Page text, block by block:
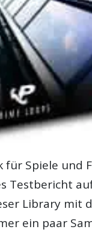
für Spiele und
Testbericht
Library mit
ein paar